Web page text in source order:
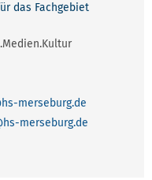
das Fachgebiet
merseburg.de
merseburg.de